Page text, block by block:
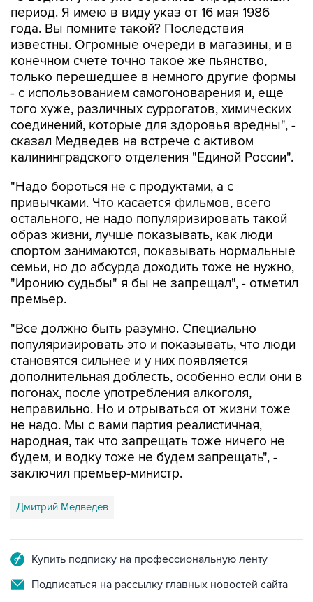
период. Я имею в виду указ от 16 мая 1986
года. Вы помните такой? Последствия
известны. Огромные очереди в магазины, и в
конечном счете точно такое же пьянство,
только перешедшее в немного другие формы
- с использованием самогоноварения и, еще
того хуже, различных суррогатов, химических
соединений, которые для здоровья вредны", -
сказал Медведев на встрече с активом
калининградского отделения "Единой России".
"Надо бороться не с продуктами, а с
привычками. Что касается фильмов, всего
остального, не надо популяризировать такой
образ жизни, лучше показывать, как люди
спортом занимаются, показывать нормальные
семьи, но до абсурда доходить тоже не нужно,
"Иронию судьбы" я бы не запрещал", - отметил
премьер.
"Все должно быть разумно. Специально
популяризировать это и показывать, что люди
становятся сильнее и у них появляется
дополнительная доблесть, особенно если они в
погонах, после употребления алкоголя,
неправильно. Но и отрываться от жизни тоже
не надо. Мы с вами партия реалистичная,
народная, так что запрещать тоже ничего не
будем, и водку тоже не будем запрещать", -
заключил премьер-министр.
Дмитрий Медведев
Купить подписку на профессиональную ленту
Подписаться на рассылку главных новостей сайта